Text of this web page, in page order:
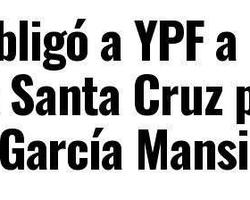
a YPF a
Cruz